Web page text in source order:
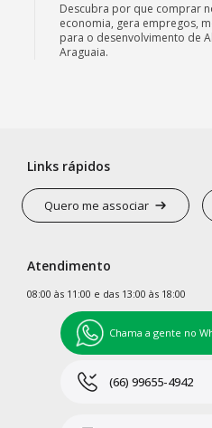
Descubra por que comprar
economia, gera empregos,
para o desenvolvimento de
Araguaia.
Links rápidos
Quero me associar
Atendimento
08:00 às 11:00 e das 13:00 às 18:00
Chama a gente no
(66) 99655-4942